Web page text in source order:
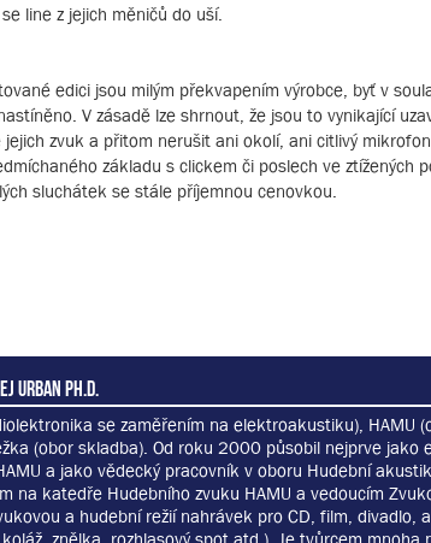
line z jejich měničů do uší.
edici jsou milým překvapením výrobce, byť v
V zásadě lze shrnout, že jsou to vynikající
zvuk a přitom nerušit ani okolí, ani citlivý
základu s clickem či poslech ve ztížených
sluchátek se stále příjemnou cenovkou.
Urban Ph.D.
se zaměřením na elektroakustiku), HAMU
(obor skladba). Od roku 2000 působil nejprve jako
a jako vědecký pracovník v oboru Hudební
na katedře Hudebního zvuku HAMU a vedoucím
a hudební režií nahrávek pro CD, film, divadlo,
znělka, rozhlasový spot atd.). Je tvůrcem mnoha